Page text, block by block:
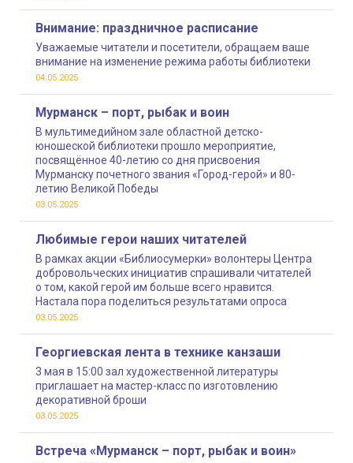
Внимание: праздничное расписание
Уважаемые читатели и посетители, обращаем ваше
внимание на изменение режима работы библиотеки
04.05.2025
Мурманск – порт, рыбак и воин
В мультимедийном зале областной детско-
юношеской библиотеки прошло мероприятие,
посвящённое 40-летию со дня присвоения
Мурманску почетного звания «Город-герой» и 80-
летию Великой Победы
03.05.2025
Любимые герои наших читателей
В рамках акции «Библиосумерки» волонтеры Центра
добровольческих инициатив спрашивали читателей
о том, какой герой им больше всего нравится.
Настала пора поделиться результатами опроса
03.05.2025
Георгиевская лента в технике канзаши
3 мая в 15:00 зал художественной литературы
приглашает на мастер-класс по изготовлению
декоративной броши
03.05.2025
Встреча «Мурманск – порт, рыбак и воин»